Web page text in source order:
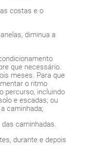
costas e o
diminua a
que necessário.
meses. Para que
o ritmo
percurso, incluindo
e escadas; ou
caminhada;
caminhadas.
durante e depois